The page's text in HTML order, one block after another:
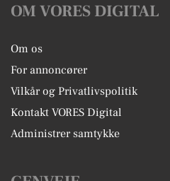
OM VORES DIGITAL
Om os
For annoncører
Vilkår og Privatlivspolitik
Kontakt VORES Digital
Administrer samtykke